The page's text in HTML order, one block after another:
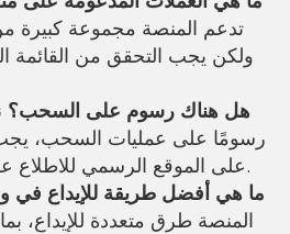
تدعم المنصة مجموعة كبيرة
ولكن يجب التحقق من القائمة
هل هناك رسوم على السحب؟
رسومًا على عمليات السحب،
على الموقع الرسمي للاطلاع على الرسوم الدقيقة.
ما هي أفضل طريقة للإيداع
المنصة طرق متعددة للإيداع،